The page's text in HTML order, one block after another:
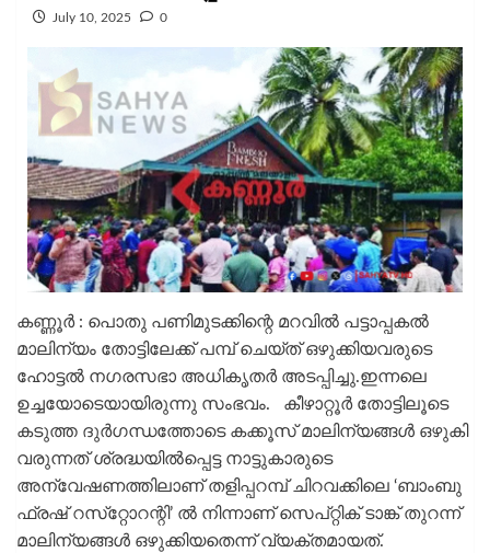
July 10, 2025 0
കണ്ണൂർ : പൊതു പണിമുടക്കിന്റെ മറവില്‍ പട്ടാപ്പകല്‍
മാലിന്യം തോട്ടിലേക്ക്‌ പമ്പ് ചെയ്‌ത് ഒഴുക്കിയവരുടെ
ഹോട്ടല്‍ നഗരസഭാ അധികൃതര്‍ അടപ്പിച്ചു.ഇന്നലെ
ഉച്ചയോടെയായിരുന്നു സംഭവം. കീഴാറ്റൂര്‍ തോട്ടിലൂടെ
കടുത്ത ദുര്‍ഗന്ധത്തോടെ കക്കൂസ്‌ മാലിന്യങ്ങള്‍ ഒഴുകി
വരുന്നത്‌ ശ്രദ്ധയില്‍പ്പെട്ട നാട്ടുകാരുടെ
അന്വേഷണത്തിലാണ്‌ തളിപ്പറമ്പ് ചിറവക്കിലെ ‘ബാംബു
ഫ്രഷ്‌ റസ്‌റ്റോറന്റി’ ല്‍ നിന്നാണ്‌ സെപ്‌റ്റിക്‌ ടാങ്ക്‌ തുറന്ന്‌
മാലിന്യങ്ങള്‍ ഒഴുക്കിയതെന്ന്‌ വ്യക്‌തമായത്‌.